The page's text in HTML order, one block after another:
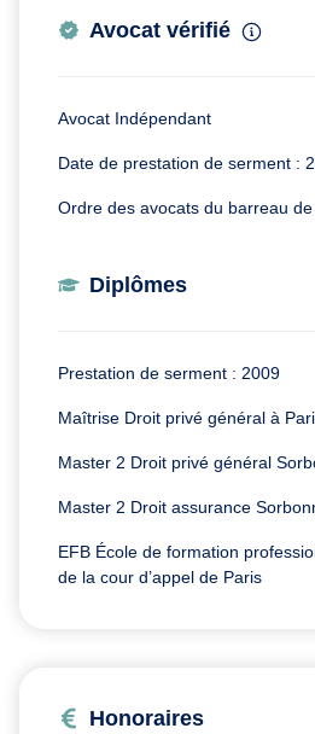
Avocat vérifié
Avocat Indépendant
Date de prestation de serment :
Ordre des avocats du barreau
Diplômes
Prestation de serment : 2009
Maîtrise Droit privé général à
Master 2 Droit privé général
Master 2 Droit assurance
EFB École de formation
de la cour d’appel de Paris
Honoraires